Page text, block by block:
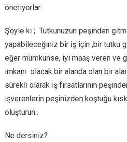
öneriyorlar:
Şöyle ki ; Tutkunuzun peşinden
yapabileceğiniz bir iş için ,bir tutku
eğer mümkünse, iyi maaş veren ve
imkanı olacak bir alanda olan bir
sürekli olarak iş fırsatlarının
işverenlerin peşinizden koştuğu
oluşturun..
Ne dersiniz?